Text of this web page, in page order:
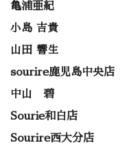
亀浦亜紀
小島 吉貴
山田 響生
sourire鹿児島中央店
中山 碧
Sourie和白店
Sourire西大分店